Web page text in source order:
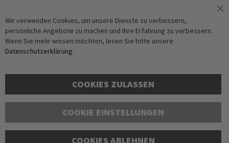
Abonnieren
Anti-Roboter-Verifizierung
Copyright © 2016-2026 dagmarfischer mode. All Rights Reserved. Alle Preise in Euro
Wir verwenden Cookies, um unsere Dienste zu verbessern,
persönliche Angebote zu machen und Ihre Erfahrung zu verbessern.
Wenn Sie mehr wissen möchten, lesen Sie bitte unsere
Datenschutzerklärung.
COOKIES ZULASSEN
COOKIE EINSTELLUNGEN
COOKIES ABLEHNEN